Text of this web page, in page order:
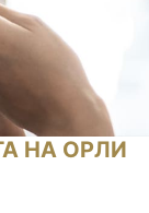
НА ОРЛИ